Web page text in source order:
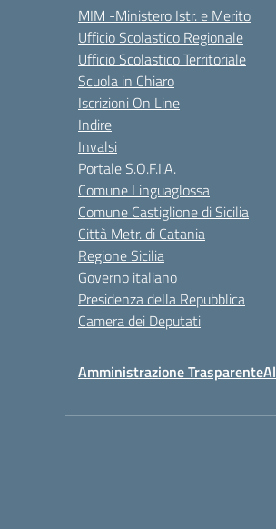
MIM -Ministero Istr. e Merito
Ufficio Scolastico Regionale
Ufficio Scolastico Territoriale
Scuola in Chiaro
Iscrizioni On Line
Indire
Invalsi
Portale S.O.F.I.A.
Comune Linguaglossa
Comune Castiglione di Sicilia
Città Metr. di Catania
Regione Sicilia
Governo italiano
Presidenza della Repubblica
Camera dei Deputati
Amministrazione Trasparente